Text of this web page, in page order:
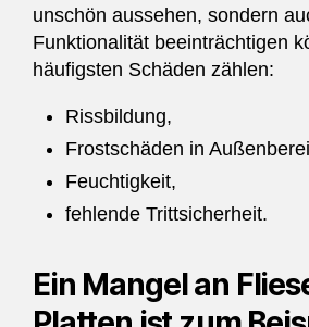
unschön aussehen, sondern
Funktionalität beeinträchtigen
häufigsten Schäden zählen:
Rissbildung,
Frostschäden in
Feuchtigkeit,
fehlende Trittsicherheit.
Ein Mangel an